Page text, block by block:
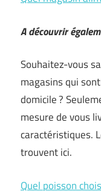
A découvrir
Souhaitez-vous
magasins qui
domicile ?
mesure de vous
caractéristiques.
trouvent ici.
Quel poisson